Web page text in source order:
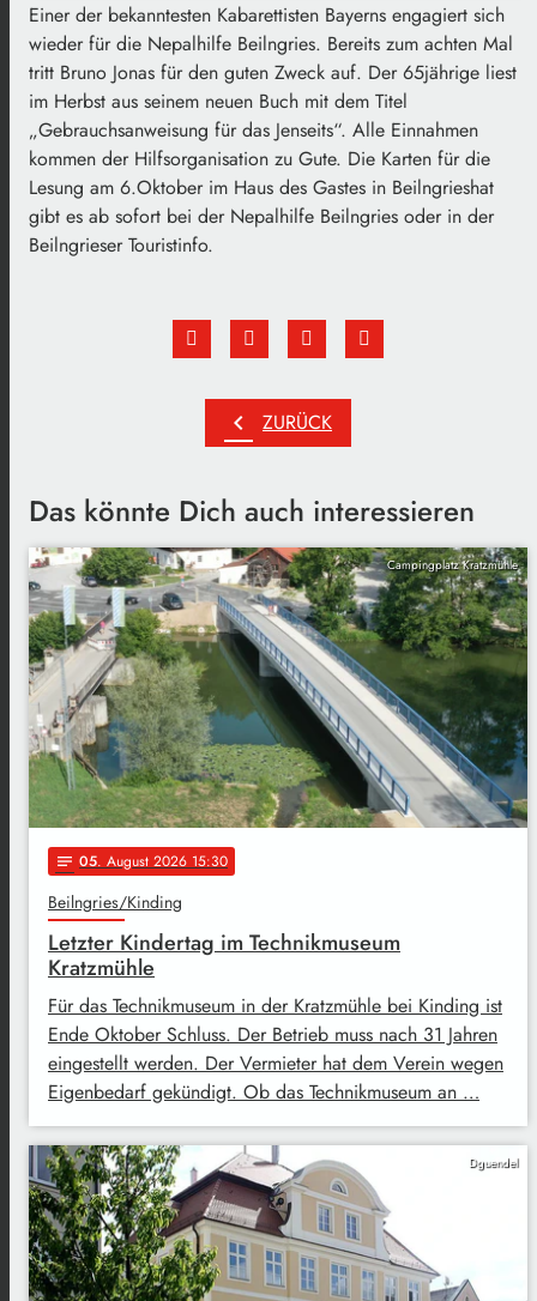
Einer der bekanntesten Kabarettisten Bayerns engagiert sich
wieder für die Nepalhilfe Beilngries. Bereits zum achten Mal
tritt Bruno Jonas für den guten Zweck auf. Der 65jährige liest
im Herbst aus seinem neuen Buch mit dem Titel
„Gebrauchsanweisung für das Jenseits“. Alle Einnahmen
kommen der Hilfsorganisation zu Gute. Die Karten für die
Lesung am 6.Oktober im Haus des Gastes in Beilngrieshat
gibt es ab sofort bei der Nepalhilfe Beilngries oder in der
Beilngrieser Touristinfo.
chevron_left ZURÜCK
Das könnte Dich auch interessieren
Campingplatz Kratzmühle
notes 05. August 2026 15:30
Beilngries/Kinding
Letzter Kindertag im Technikmuseum
Kratzmühle
Für das Technikmuseum in der Kratzmühle bei Kinding ist
Ende Oktober Schluss. Der Betrieb muss nach 31 Jahren
eingestellt werden. Der Vermieter hat dem Verein wegen
Eigenbedarf gekündigt. Ob das Technikmuseum an …
Dguendel